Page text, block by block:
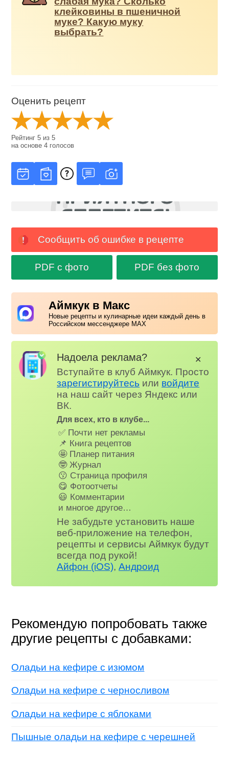
клейковины в пшеничной
муке? Какую муку
выбрать?
Оценить рецепт
Рейтинг5 из5
на основе4 голосов
Сообщить об ошибке в рецепте
PDF с фото PDF без фото
Аймкук в Макс
Новые рецепты и кулинарные идеи каждый день в
Российском мессенджере MAX
Надоела реклама?
Вступайте в клуб Аймкук. Просто
зарегистируйтесь или войдите
на наш сайт через Яндекс или
ВК.
Для всех, кто в клубе...
✅ Почти нет рекламы
📌 Книга рецептов
🤩 Планер питания
🤓 Журнал
😗 Страница профиля
😋 Фотоотчеты
😃 Комментарии
и многое другое…
Не забудьте установить наше
веб-приложение на телефон,
рецепты и сервисы Аймкук будут
всегда под рукой!
Айфон (iOS),Андроид
✕
Рекомендую попробовать также
другие рецепты с добавками:
Оладьи на кефире с изюмом
Оладьи на кефире с черносливом
Оладьи на кефире с яблоками
Пышные оладьи на кефире с черешней